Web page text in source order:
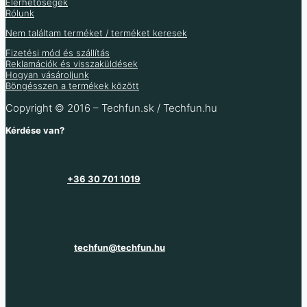
Nincs raktáron
Több információ
Több információ
Rólunk
Nem találtam terméket / terméket keresek
Fizetési mód és szállítás
Reklamációk és visszaküldések
Hogyan vásároljunk
Böngésszen a termékek között
Copyright © 2016 – Techfun.sk / Techfun.hu
Kérdése van?
+36 30 701 1019
techfun@techfun.hu